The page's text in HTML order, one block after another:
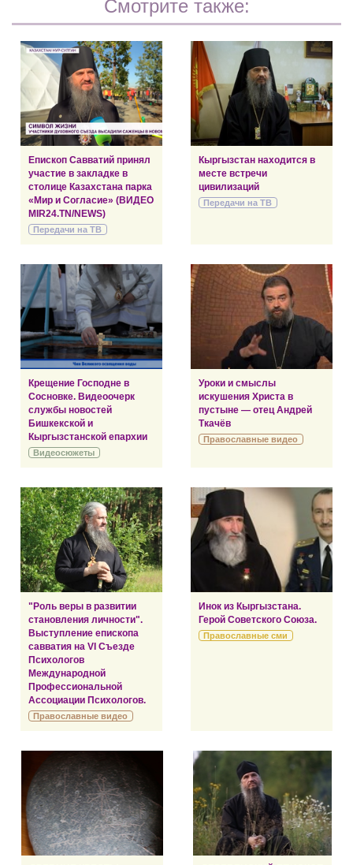
Смотрите также:
Епископ Савватий принял
участие в закладке в
столице Казахстана парка
«Мир и Согласие» (ВИДЕО
MIR24.TN/NEWS)
Передачи на ТВ
Кыргызстан находится в
месте встречи
цивилизаций
Передачи на ТВ
Крещение Господне в
Сосновке. Видеоочерк
службы новостей
Бишкекской и
Кыргызстанской епархии
Видеосюжеты
Уроки и смыслы
искушения Христа в
пустыне — отец Андрей
Ткачёв
Православные видео
"Роль веры в развитии
становления личности".
Выступление епископа
савватия на VI Съезде
Психологов
Международной
Профессиональной
Ассоциации Психологов.
Православные видео
Инок из Кыргызстана.
Герой Советского Союза.
Православные сми